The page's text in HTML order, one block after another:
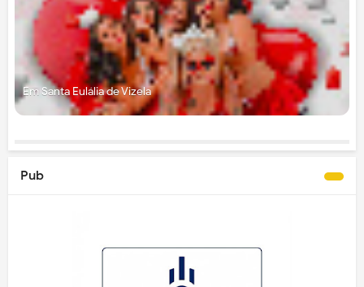
Em Santa Eulália de Vizela
Pub